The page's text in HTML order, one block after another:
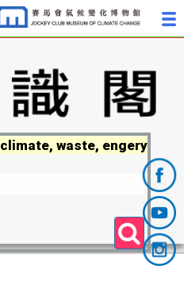
climate, waste, engery